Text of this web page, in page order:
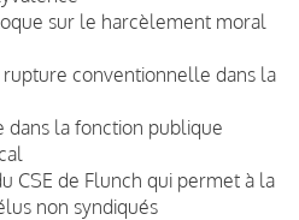
sur le harcèlement moral
conventionnelle dans la
la fonction publique
CSE de Flunch qui permet à la
non syndiqués